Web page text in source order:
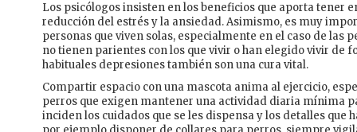
Los psicólogos insisten en los beneficios que aporta tener
reducción del estrés y la ansiedad. Asimismo, es muy
personas que viven solas, especialmente en el caso de las
no tienen parientes con los que vivir o han elegido vivir de
habituales depresiones también son una cura vital.
Compartir espacio con una mascota anima al ejercicio,
perros que exigen mantener una actividad diaria mínima
inciden los cuidados que se les dispensa y los detalles que